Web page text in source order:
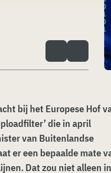
bij het Europese Hof
die in april
van Buitenlandse
er een bepaalde mate
Dat zou niet alleen